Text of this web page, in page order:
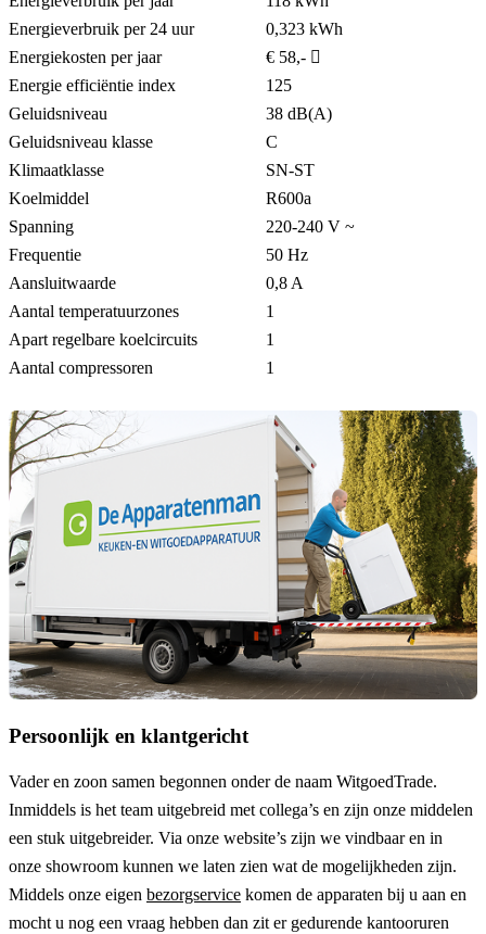
Energieverbruik per 24 uur
0,323 kWh
Energiekosten per jaar
€ 58,-
Energie efficiëntie index
125
Geluidsniveau
38 dB(A)
Geluidsniveau klasse
C
Klimaatklasse
SN-ST
Koelmiddel
R600a
Spanning
220-240 V ~
Frequentie
50 Hz
Aansluitwaarde
0,8 A
Aantal temperatuurzones
1
Apart regelbare koelcircuits
1
Aantal compressoren
1
Persoonlijk en klantgericht
Vader en zoon samen begonnen onder de naam WitgoedTrade.
Inmiddels is het team uitgebreid met collega’s en zijn onze middelen
een stuk uitgebreider. Via onze website’s zijn we vindbaar en in
onze showroom kunnen we laten zien wat de mogelijkheden zijn.
Middels onze eigen bezorgservice komen de apparaten bij u aan en
mocht u nog een vraag hebben dan zit er gedurende kantooruren